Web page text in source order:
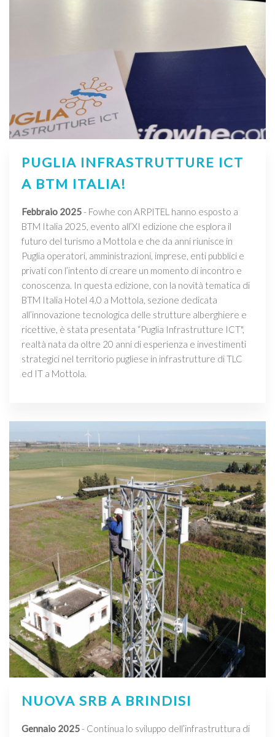
PUGLIA INFRASTRUTTURE ICT
A BTM ITALIA!
Febbraio 2025- Fowhe con ARPITEL hanno esposto a
BTM Italia 2025, evento all’XI edizione che esplora il
futuro del turismo a Mottola e che da anni riunisce in
Puglia operatori, amministrazioni, imprese, enti pubblici e
privati con l’intento di creare un momento di incontro e
conoscenza. In questa edizione, con la novità tematica di
BTM Italia Hotel 4.0 a Mottola, sezione dedicata
all’innovazione tecnologica delle strutture alberghiere e
ricettive, è stata presentata “Puglia Infrastrutture ICT",
realtà nata da oltre 20 anni di esperienza e investimenti
strategici nel territorio pugliese in infrastrutture di TLC
ed IT a Mottola.
NUOVA SRB A BRINDISI
Gennaio 2025- Continua lo sviluppo dell’infrastruttura di